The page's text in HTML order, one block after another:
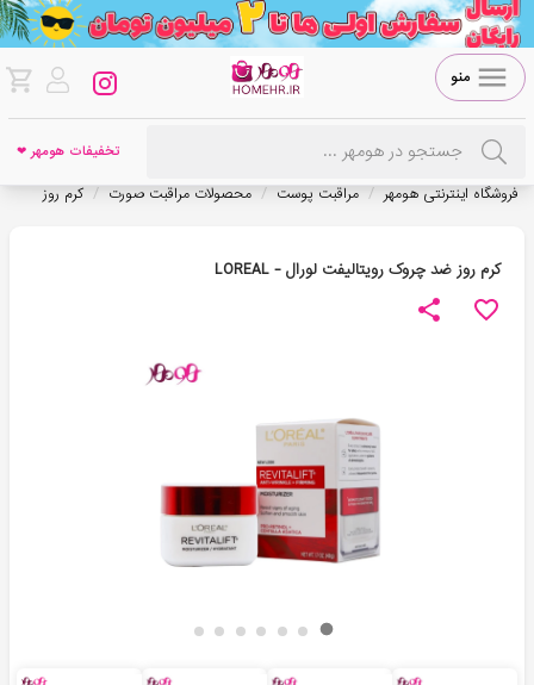
منو
تخفیفات هومهر ❤
فروشگاه اینترنتی هومهر / مراقبت پوست / محصولات مراقبت صورت / کرم روز
کرم روز ضد چروک رویتالیفت لورال - LOREAL